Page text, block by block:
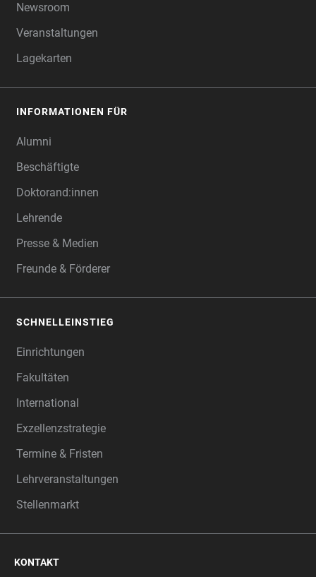
Newsroom
Veranstaltungen
Lagekarten
INFORMATIONEN FÜR
Alumni
Beschäftigte
Doktorand:innen
Lehrende
Presse & Medien
Freunde & Förderer
SCHNELLEINSTIEG
Einrichtungen
Fakultäten
International
Exzellenzstrategie
Termine & Fristen
Lehrveranstaltungen
Stellenmarkt
KONTAKT